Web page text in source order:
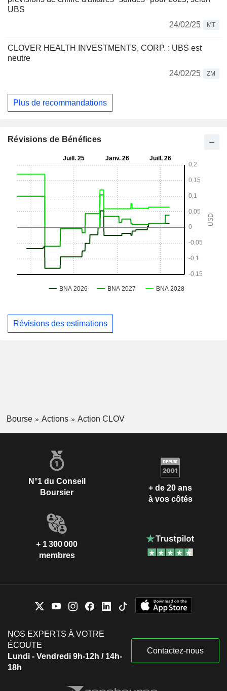
UBS
24/02/25
MT
CLOVER HEALTH INVESTMENTS, CORP. : UBS est
neutre
24/02/25
ZM
Plus de recommandations
Révisions de Bénéfices
Révisions des estimations
Bourse Actions Action CLOV
N°1 du Conseil
Boursier
+ de 20 ans
à vos côtés
+ 1 300 000
membres
NOS EXPERTS À VOTRE
ÉCOUTE
Lundi - Vendredi 9h-12h / 14h-
18h
Contactez-nous